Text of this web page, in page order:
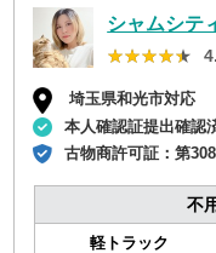
シャムシテ
★★★★★
★★★★★
埼玉県和光市対応
本人確認証提出確認
古物商許可証：第
不
軽トラック